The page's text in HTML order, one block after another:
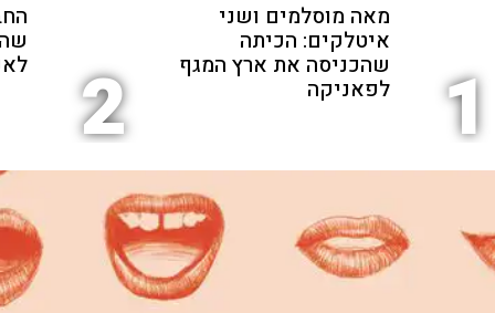
1
מאה מוסלמים ושני
איטלקים: הכיתה
שהכניסה את ארץ המגף
לפאניקה 2